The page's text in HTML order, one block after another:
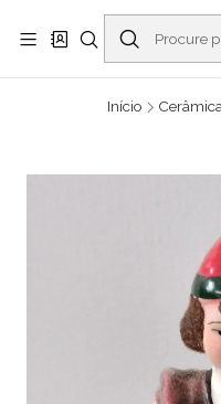
Buscantiguidades - Leilões.
Castelo -
Início